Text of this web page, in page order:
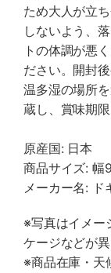
ため大人が立
しないよう、
トの体調が悪
ださい。開封
温多湿の場所
蔵し、賞味期
原産国: 日本
商品サイズ:
メーカー名: ド
※写真はイメー
ケージなどが
※商品在庫・天